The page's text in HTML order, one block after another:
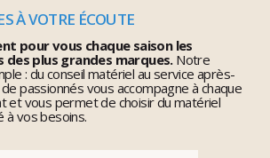
À VOTRE ÉCOUTE
pour vous chaque saison les
des plus grandes marques.Notre
: du conseil matériel au service après-
passionnés vous accompagne à chaque
et vous permet de choisir du matériel
vos besoins.